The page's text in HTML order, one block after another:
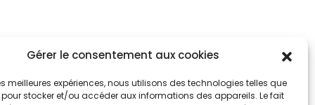
Gérer le consentement aux cookies
meilleures expériences, nous utilisons des technologies telles que
stocker et/ou accéder aux informations des appareils. Le fait
informés
vous aux alertes municipales